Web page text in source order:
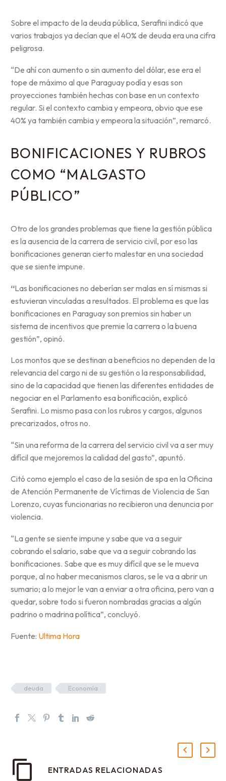
Sobre el impacto de la deuda pública, Serafini indicó que
varios trabajos ya decían que el 40% de deuda era una cifra
peligrosa.
“De ahí con aumento o sin aumento del dólar, ese era el
tope de máximo al que Paraguay podía y esas son
proyecciones también hechas con base en un contexto
regular. Si el contexto cambia y empeora, obvio que ese
40% ya también cambia y empeora la situación”, remarcó.
BONIFICACIONES Y RUBROS
COMO “MALGASTO
PÚBLICO”
Otro de los grandes problemas que tiene la gestión pública
es la ausencia de la carrera de servicio civil, por eso las
bonificaciones generan cierto malestar en una sociedad
que se siente impune.
“Las bonificaciones no deberían ser malas en sí mismas si
estuvieran vinculadas a resultados. El problema es que las
bonificaciones en Paraguay son premios sin haber un
sistema de incentivos que premie la carrera o la buena
gestión”, opinó.
Los montos que se destinan a beneficios no dependen de la
relevancia del cargo ni de su gestión o la responsabilidad,
sino de la capacidad que tienen las diferentes entidades de
negociar en el Parlamento esa bonificación, explicó
Serafini. Lo mismo pasa con los rubros y cargos, algunos
precarizados, otros no.
“Sin una reforma de la carrera del servicio civil va a ser muy
difícil que mejoremos la calidad del gasto”, apuntó.
Citó como ejemplo el caso de la sesión de spa en la Oficina
de Atención Permanente de Víctimas de Violencia de San
Lorenzo, cuyas funcionarias no recibieron una denuncia por
violencia.
“La gente se siente impune y sabe que va a seguir
cobrando el salario, sabe que va a seguir cobrando las
bonificaciones. Sabe que es muy difícil que se le mueva
porque, al no haber mecanismos claros, se le va a abrir un
sumario; a lo mejor le van a enviar a otra oficina, pero van a
quedar, sobre todo si fueron nombradas gracias a algún
padrino o madrina política”, concluyó.
Fuente: Ultima Hora
deuda Economía
ENTRADAS RELACIONADAS